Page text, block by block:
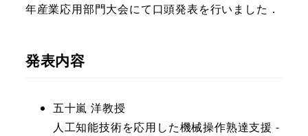
年産業応用部門大会にて口頭発表を行いました．
発表内容
五十嵐 洋教授
人工知能技術を応用した機械操作熟達支援 -